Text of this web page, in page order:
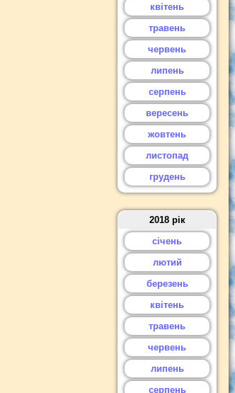
квітень
травень
червень
липень
серпень
вересень
жовтень
листопад
грудень
2018 рік
січень
лютий
березень
квітень
травень
червень
липень
серпень